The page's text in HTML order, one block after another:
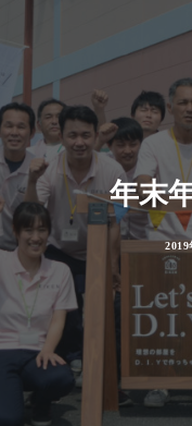
年末
2019